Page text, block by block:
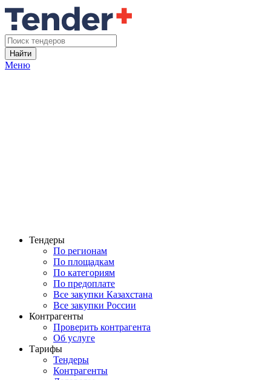
Найти
Меню
Тендеры
По регионам
По площадкам
По категориям
По предоплате
Все закупки Казахстана
Все закупки России
Контрагенты
Проверить контрагента
Об услуге
Тарифы
Тендеры
Контрагенты